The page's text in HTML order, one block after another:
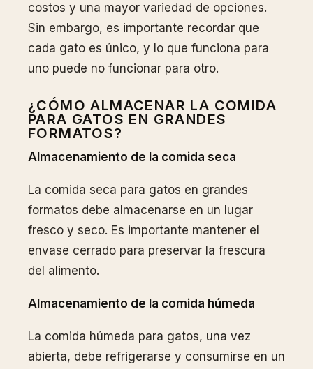
costos y una mayor variedad de opciones.
Sin embargo, es importante recordar que
cada gato es único, y lo que funciona para
uno puede no funcionar para otro.
¿CÓMO ALMACENAR LA COMIDA
PARA GATOS EN GRANDES
FORMATOS?
Almacenamiento de la comida seca
La comida seca para gatos en grandes
formatos debe almacenarse en un lugar
fresco y seco. Es importante mantener el
envase cerrado para preservar la frescura
del alimento.
Almacenamiento de la comida húmeda
La comida húmeda para gatos, una vez
abierta, debe refrigerarse y consumirse en un